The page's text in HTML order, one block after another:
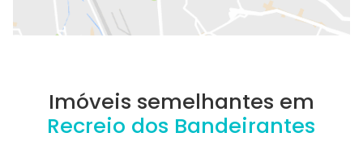
Imóveis semelhantes em
Recreio dos Bandeirantes